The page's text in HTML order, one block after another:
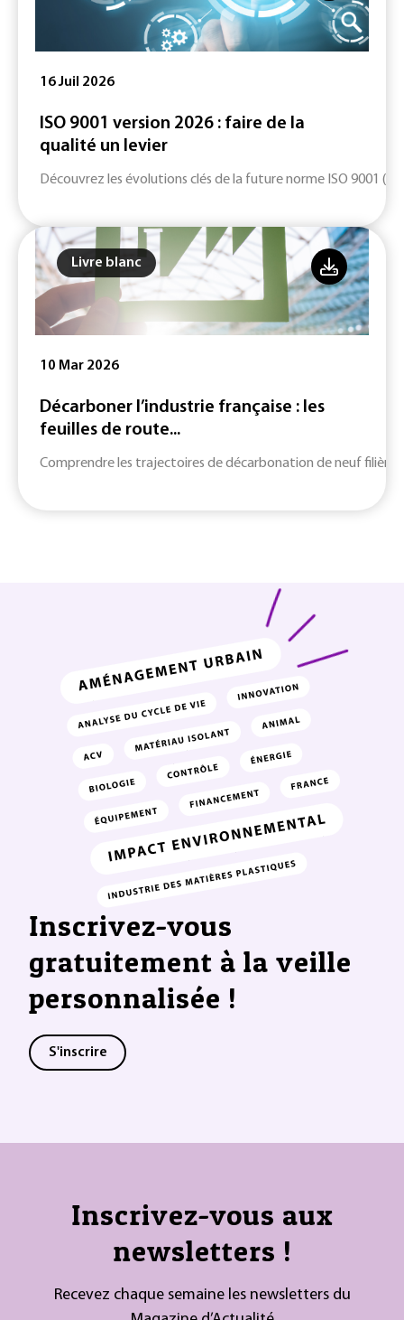
16 Juil 2026
ISO 9001 version 2026 : faire de la
qualité un levier
Découvrez les évolutions clés de la future norme ISO 9001
Livre blanc
10 Mar 2026
Décarboner l’industrie française : les
feuilles de route...
Comprendre les trajectoires de décarbonation de neuf
Inscrivez-vous
gratuitement à la veille
personnalisée !
S'inscrire
Inscrivez-vous aux
newsletters !
Recevez chaque semaine les newsletters du